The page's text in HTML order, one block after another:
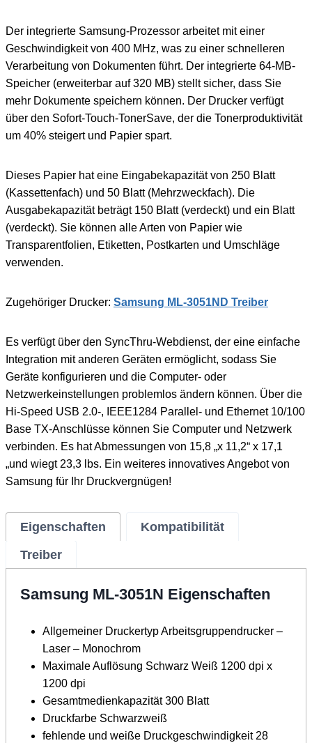
Der integrierte Samsung-Prozessor arbeitet mit einer
Geschwindigkeit von 400 MHz, was zu einer schnelleren
Verarbeitung von Dokumenten führt. Der integrierte 64-MB-
Speicher (erweiterbar auf 320 MB) stellt sicher, dass Sie
mehr Dokumente speichern können. Der Drucker verfügt
über den Sofort-Touch-TonerSave, der die Tonerproduktivität
um 40% steigert und Papier spart.
Dieses Papier hat eine Eingabekapazität von 250 Blatt
(Kassettenfach) und 50 Blatt (Mehrzweckfach). Die
Ausgabekapazität beträgt 150 Blatt (verdeckt) und ein Blatt
(verdeckt). Sie können alle Arten von Papier wie
Transparentfolien, Etiketten, Postkarten und Umschläge
verwenden.
Zugehöriger Drucker: Samsung ML-3051ND Treiber
Es verfügt über den SyncThru-Webdienst, der eine einfache
Integration mit anderen Geräten ermöglicht, sodass Sie
Geräte konfigurieren und die Computer- oder
Netzwerkeinstellungen problemlos ändern können. Über die
Hi-Speed ​​USB 2.0-, IEEE1284 Parallel- und Ethernet 10/100
Base TX-Anschlüsse können Sie Computer und Netzwerk
verbinden. Es hat Abmessungen von 15,8 „x 11,2“ x 17,1
„und wiegt 23,3 lbs. Ein weiteres innovatives Angebot von
Samsung für Ihr Druckvergnügen!
Eigenschaften
Kompatibilität
Treiber
Samsung ML-3051N Eigenschaften
Allgemeiner Druckertyp Arbeitsgruppendrucker –
Laser – Monochrom
Maximale Auflösung Schwarz Weiß 1200 dpi x
1200 dpi
Gesamtmedienkapazität 300 Blatt
Druckfarbe Schwarzweiß
fehlende und weiße Druckgeschwindigkeit 28